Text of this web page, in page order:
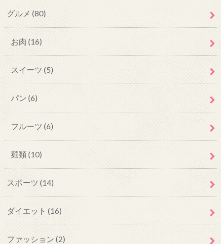
グルメ (80)
お肉 (16)
スイーツ (5)
パン (6)
フルーツ (6)
麺類(10)
スポーツ (14)
ダイエット (16)
ファッション (2)